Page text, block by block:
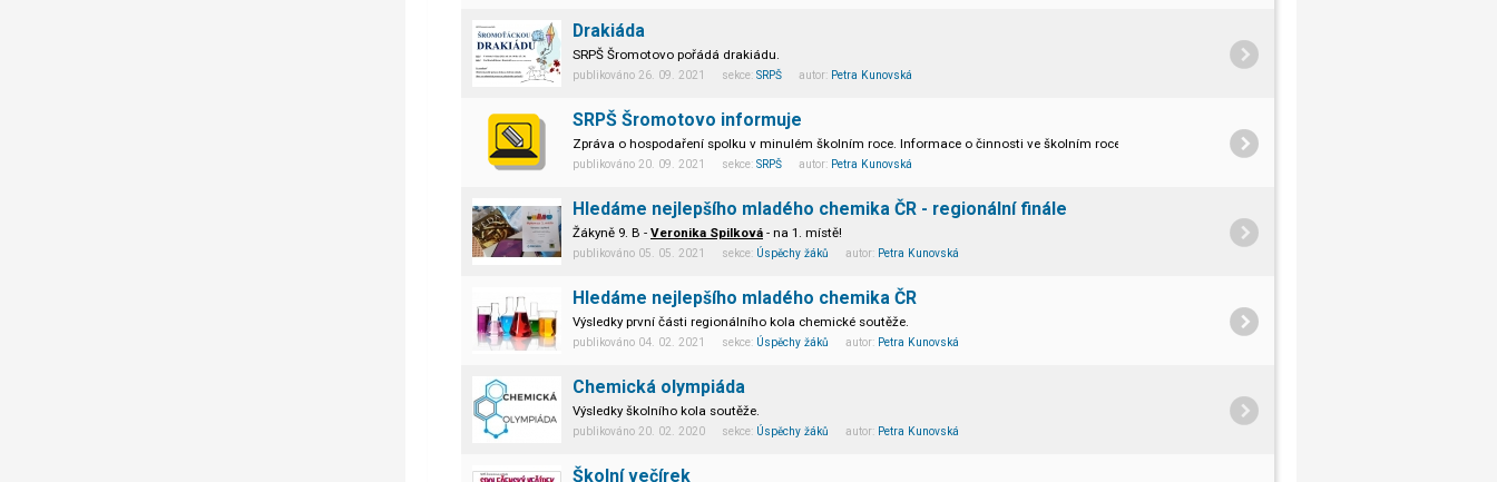
Drakiáda
SRPŠ Šromotovo pořádá drakiádu.
publikováno 26. 09. 2021 sekce: SRPŠ autor: Petra Kunovská
SRPŠ Šromotovo informuje
Zpráva o hospodaření spolku v minulém školním roce. Informace o činnosti ve školním roce 2021/2022.
publikováno 20. 09. 2021 sekce: SRPŠ autor: Petra Kunovská
Hledáme nejlepšího mladého chemika ČR - regionální finále
Žákyně 9. B - Veronika Spilková - na 1. místě!
publikováno 05. 05. 2021 sekce: Úspěchy žáků autor: Petra Kunovská
Hledáme nejlepšího mladého chemika ČR
Výsledky první části regionálního kola chemické soutěže.
publikováno 04. 02. 2021 sekce: Úspěchy žáků autor: Petra Kunovská
Chemická olympiáda
Výsledky školního kola soutěže.
publikováno 20. 02. 2020 sekce: Úspěchy žáků autor: Petra Kunovská
Školní večírek